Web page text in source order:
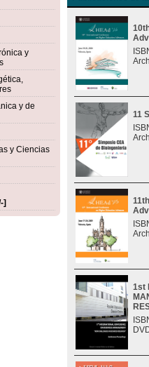
y
y de
y Ciencias
]
11
1st